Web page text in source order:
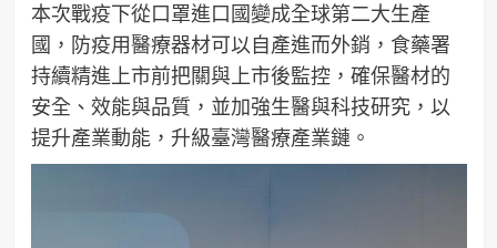
本次戰疫下從口罩進口國變成全球第二大生產
國，防疫用醫療器材可以自產進而外銷，食藥署
持續精進上市前把關與上市後監控，確保醫材的
安全、效能與品質，並加強生醫與科技研究，以
提升產業動能，升級臺灣醫療產業鏈。